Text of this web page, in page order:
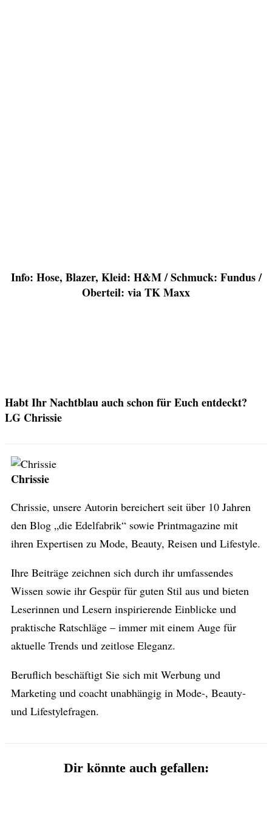
Info: Hose, Blazer, Kleid: H&M / Schmuck: Fundus /
Oberteil: via TK Maxx
Habt Ihr Nachtblau auch schon für Euch entdeckt?
LG Chrissie
Chrissie
Chrissie, unsere Autorin bereichert seit über 10 Jahren
den Blog „die Edelfabrik“ sowie Printmagazine mit
ihren Expertisen zu Mode, Beauty, Reisen und Lifestyle.
Ihre Beiträge zeichnen sich durch ihr umfassendes
Wissen sowie ihr Gespür für guten Stil aus und bieten
Leserinnen und Lesern inspirierende Einblicke und
praktische Ratschläge – immer mit einem Auge für
aktuelle Trends und zeitlose Eleganz.
Beruflich beschäftigt Sie sich mit Werbung und
Marketing und coacht unabhängig in Mode-, Beauty-
und Lifestylefragen.
Dir könnte auch gefallen: